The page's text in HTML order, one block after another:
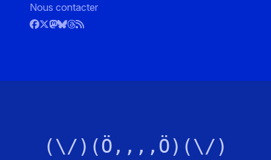
Nous contacter
(\/)(Ö,,,,Ö)(\/)